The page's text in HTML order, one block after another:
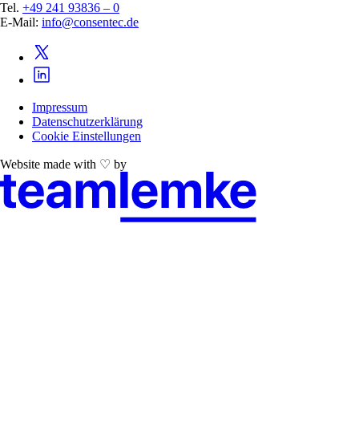
Tel. +49 241 93836 – 0
E-Mail: info@consentec.de
Impressum
Datenschutzerklärung
Cookie Einstellungen
Website made with ♡ by